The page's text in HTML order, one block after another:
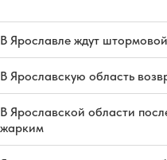
В Ярославле ждут
В Ярославскую область
В Ярославской области
жарким